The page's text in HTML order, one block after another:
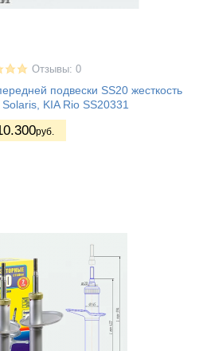
Отзывы: 0
подвески SS20 жесткость
KIA Rio SS20331
руб.